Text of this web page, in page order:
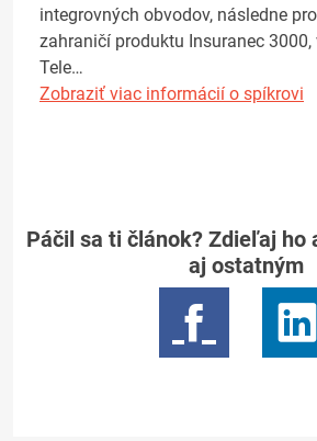
integrovných obvodov, následne
zahraničí produktu Insuranec
Tele…
Zobraziť viac informácií o spíkrovi
Páčil sa ti článok? Zdieľaj ho
aj ostatným